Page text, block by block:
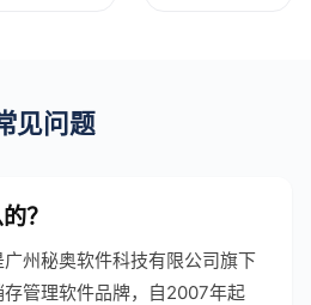
见问题
？
州秘奥软件科技有限公司旗下
管理软件品牌，自2007年起